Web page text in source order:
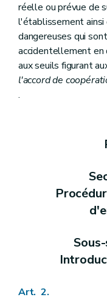
réelle ou prévue de
l'établissement ainsi
dangereuses qui
accidentellement en
aux seuils figurant
l'accord de
.
Art. 2.